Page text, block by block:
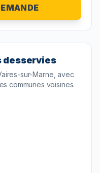
desservies
sur-Marne , avec
communes voisines.